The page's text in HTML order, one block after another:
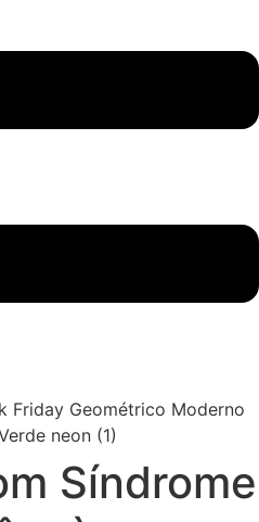
Síndrome